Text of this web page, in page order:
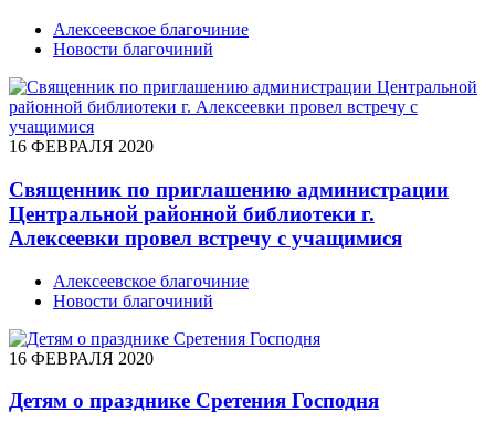
Алексеевское благочиние
Новости благочиний
16 ФЕВРАЛЯ 2020
Священник по приглашению администрации
Центральной районной библиотеки г.
Алексеевки провел встречу с учащимися
Алексеевское благочиние
Новости благочиний
16 ФЕВРАЛЯ 2020
Детям о празднике Сретения Господня